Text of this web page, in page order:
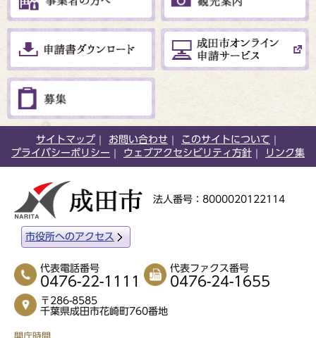
サイトマップ お問い合わせ
このサイトについて
プライバシーポリシー
ウェブアクセシビリティ方針 リンク集
法人番号：8000020122114
市役所へのアクセス
代表電話番号
0476-22-1111
代表ファクス番号
0476-24-1655
〒286-8585
千葉県成田市花崎町760番地